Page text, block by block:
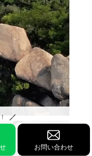
お問い合わせ